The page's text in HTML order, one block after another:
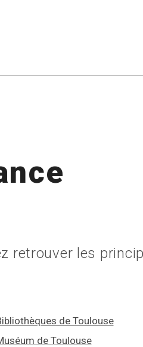
retrouver les
de Toulouse
de Toulouse